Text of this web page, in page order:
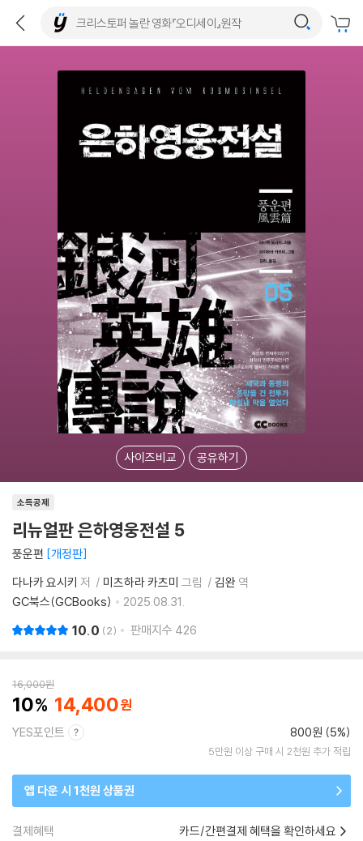
사이즈비교 공유하기
소득공제
리뉴얼판 은하영웅전설 5
풍운편 개정판
다나카 요시키 저 미츠하라 카츠미 그림 김완 역
GC북스(GCBooks)
2025.08.31.
10.0 2 판매지수 426
16,000원
10 14,400
YES포인트 800원 (5%)
5만원 이상 구매 시 2천원 추가 적립
앱 다운 시 1천원 상품권
결제혜택 카드/간편결제 혜택을 확인하세요